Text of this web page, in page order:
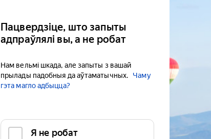
Пацвердзіце, што запыты
адпраўлялі вы, а не робат
Нам вельмі шкада, але запыты з вашай
прылады падобныя да аўтаматычных.
Чаму
гэта магло адбыцца?
Я не робат